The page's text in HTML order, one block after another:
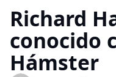
Richard
conocido
Hámster